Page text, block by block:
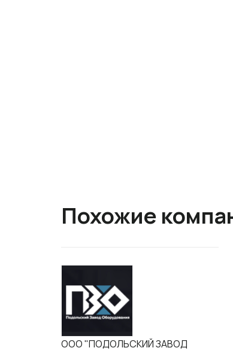
Похожие
ООО "ПОДОЛЬСКИЙ ЗАВОД